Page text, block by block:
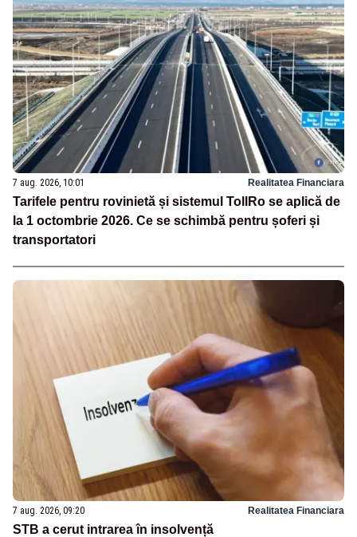
7 aug. 2026, 10:01 Realitatea Financiara
Tarifele pentru rovinietă și sistemul TollRo se aplică de
la 1 octombrie 2026. Ce se schimbă pentru șoferi și
transportatori
7 aug. 2026, 09:20 Realitatea Financiara
STB a cerut intrarea în insolvență